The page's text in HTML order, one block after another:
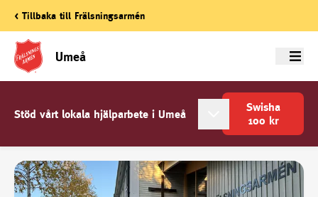
< Tillbaka till Frälsningsarmén
Umeå Meny
Stöd vårt lokala hjälparbete i Umeå
Swisha
100 kr